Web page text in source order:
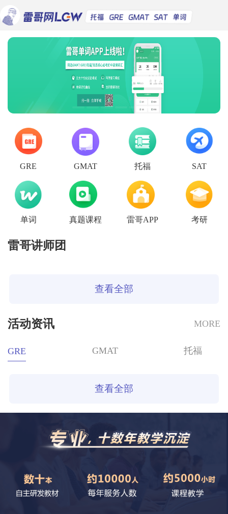
GRE GMAT 托福 SAT
单词 真题课程 雷哥APP 考研
雷哥讲师团
查看全部
活动资讯 MORE
GRE GMAT 托福
查看全部